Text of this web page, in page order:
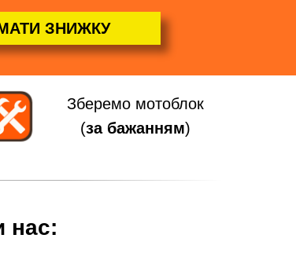
ЗНИЖКУ
Зберемо мотоблок
(за бажанням)
нас: